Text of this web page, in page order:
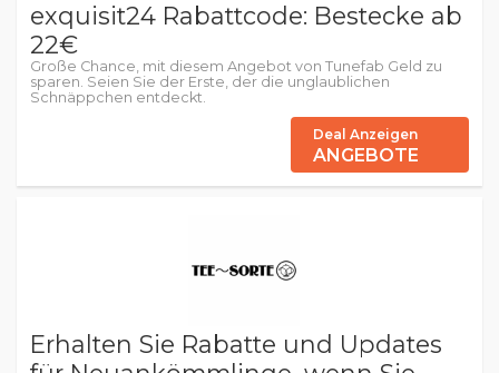
exquisit24 Rabattcode: Bestecke ab
22€
Große Chance, mit diesem Angebot von Tunefab Geld zu
sparen. Seien Sie der Erste, der die unglaublichen
Schnäppchen entdeckt.
Deal Anzeigen
ANGEBOTE
Erhalten Sie Rabatte und Updates